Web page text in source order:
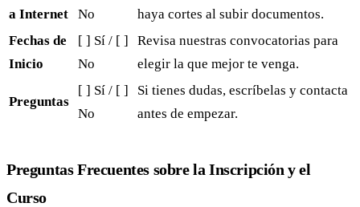
a Internet No
haya cortes al subir documentos.
Fechas de
Inicio
[ ] Sí / [ ]
No
Revisa nuestras convocatorias para
elegir la que mejor te venga.
Preguntas
[ ] Sí / [ ]
No
Si tienes dudas, escríbelas y contacta
antes de empezar.
Preguntas Frecuentes sobre la Inscripción y el
Curso